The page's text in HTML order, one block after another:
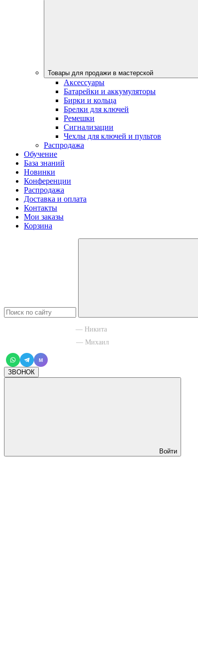
Товары для продажи в мастерской
Аксессуары
Батарейки и аккумуляторы
Бирки и кольца
Брелки для ключей
Ремешки
Сигнализации
Чехлы для ключей и пультов
Распродажа
Обучение
База знаний
Новинки
Конференции
Распродажа
Доставка и оплата
Контакты
Мои заказы
Корзина
— Никита
— Михаил
M
ЗВОНОК
Войти